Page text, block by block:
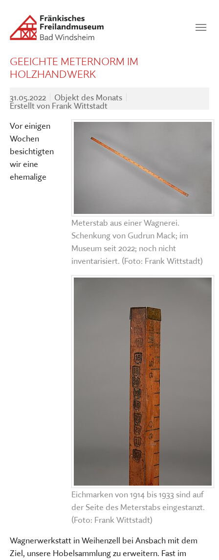
SUCHEN
GEEICHTE METERNORM IM
HOLZHANDWERK
31.05.2022
Objekt des Monats
Erstellt von Frank Wittstadt
Meterstab aus einer Wagnerei.
Schenkung von Gudrun Mack; im
Museum seit 2022; noch nicht
inventarisiert. (Foto: Frank Wittstadt)
Eichmarken von 1914 bis 1933 sind auf
der Seite des Meterstabs eingestanzt.
(Foto: Frank Wittstadt)
Vor einigen
Wochen
besichtigten
wir eine
ehemalige
Wagnerwerkstatt in Weihenzell bei Ansbach mit dem
Ziel, unsere Hobelsammlung zu erweitern. Fast im